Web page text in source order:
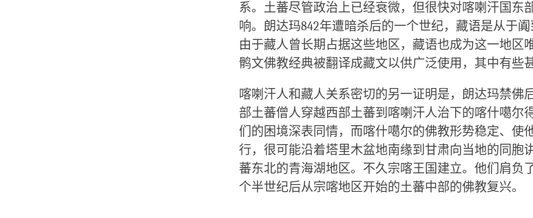
系。土蕃尽管政治上已经衰微，但很快对喀喇汗国东
响。朗达玛842年遭暗杀后的一个世纪，藏语是从于阗
由于藏人曾长期占据这些地区，藏语也成为这一地区
鹘文佛教经典被翻译成藏文以供广泛使用，其中有些
喀喇汗人和藏人关系密切的另一证明是，朗达玛禁佛
部土蕃僧人穿越西部土蕃到喀喇汗人治下的喀什噶尔
们的困境深表同情，而喀什噶尔的佛教形势稳定、使
行，很可能沿着塔里木盆地南缘到甘肃向当地的同胞
蕃东北的青海湖地区。不久宗喀王国建立。他们肩负
个半世纪后从宗喀地区开始的土蕃中部的佛教复兴。